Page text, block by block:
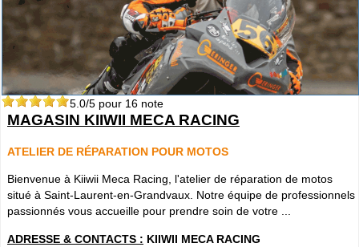
5.0/5 pour 16 note
MAGASIN KIIWII MECA RACING
ATELIER DE RÉPARATION POUR MOTOS
Bienvenue à Kiiwii Meca Racing, l'atelier de réparation de motos
situé à Saint-Laurent-en-Grandvaux. Notre équipe de professionnels
passionnés vous accueille pour prendre soin de votre ...
ADRESSE & CONTACTS : KIIWII MECA RACING